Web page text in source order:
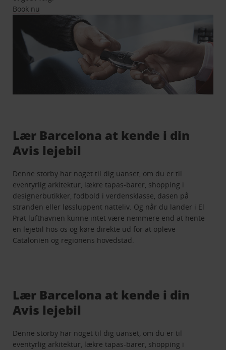
Book nu
Lær Barcelona at kende i din
Avis lejebil
Denne storby har noget til dig uanset, om du er til
eventyrlig arkitektur, lækre tapas-barer, shopping i
designerbutikker, fodbold i verdensklasse, dasen på
stranden eller løssluppent natteliv. Og når du lander i El
Prat lufthavnen kunne intet være nemmere end at hente
en lejebil hos os og køre direkte ud for at opleve
Catalonien og regionens hovedstad.
Lær Barcelona at kende i din
Avis lejebil
Denne storby har noget til dig uanset, om du er til
eventyrlig arkitektur, lækre tapas-barer, shopping i